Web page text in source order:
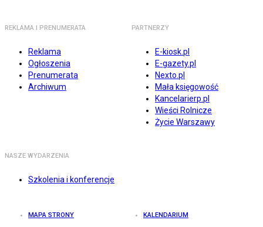
REKLAMA I PRENUMERATA
Reklama
Ogłoszenia
Prenumerata
Archiwum
PARTNERZY
E-kiosk.pl
E-gazety.pl
Nexto.pl
Mała księgowość
Kancelarierp.pl
Wieści Rolnicze
Życie Warszawy
NASZE WYDARZENIA
Szkolenia i konferencje
MAPA STRONY KALENDARIUM